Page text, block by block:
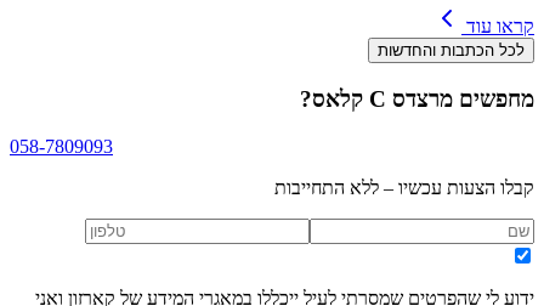
קראו עוד
לכל הכתבות והחדשות
מחפשים מרצדס C קלאס ?
058-7809093
קבלו הצעות עכשיו – ללא התחייבות
ידוע לי שהפרטים שמסרתי לעיל ייכללו במאגרי המידע של קארזון ואני